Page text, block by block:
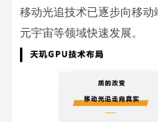
移动光追技术已逐步向移动
元宇宙等领域快速发展。